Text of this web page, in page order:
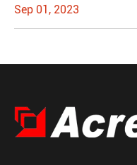
Sep 01, 2023